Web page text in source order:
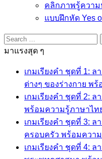
คลิกภาพรู้ความ
แบบฝึกหัด Yes
Search
for:
มาแรงสุด ๆ
เกมเรียงคำ ชุดที่ 1:
ต่างๆ ของร่างกาย พ
เกมเรียงคำ ชุดที่ 2:
พร้อมความรู้ภาษาไท
เกมเรียงคำ ชุดที่ 3:
ครอบครัว พร้อมควา
เกมเรียงคำ ชุดที่ 4: